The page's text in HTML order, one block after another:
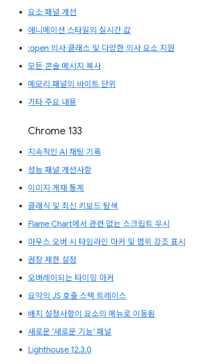
요소 패널 개선
애니메이션 스타일의 실시간 값
:open 의사 클래스 및 다양한 의사 요소 지원
모든 콘솔 메시지 복사
메모리 패널의 바이트 단위
기타 주요 내용
Chrome 133
지속적인 AI 채팅 기록
성능 패널 개선사항
이미지 게재 통계
클래식 및 최신 키보드 탐색
Flame Chart에서 관련 없는 스크립트 무시
마우스 오버 시 타임라인 마커 및 범위 강조 표시
권장 제한 설정
오버레이되는 타이밍 마커
요약의 JS 호출 스택 트레이스
배지 설정사항이 요소의 메뉴로 이동됨
새로운 '새로운 기능' 패널
Lighthouse 12.3.0